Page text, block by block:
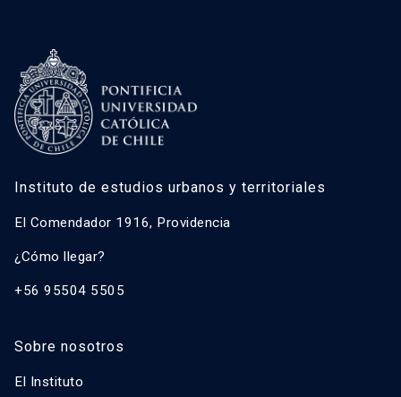
Instituto de estudios urbanos y territoriales
El Comendador 1916, Providencia
¿Cómo llegar?
+56 95504 5505
Sobre nosotros
El Instituto